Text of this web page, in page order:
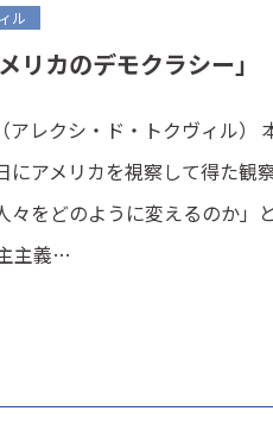
ル
リカのデモクラシー」
アレクシ・ド・トクヴィル
にアメリカを視察して得た観
々をどのように変えるのか
主義…